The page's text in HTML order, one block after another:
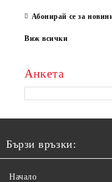
Абонирай се за
Виж всички
Анкета
Бързи връзки:
Начало